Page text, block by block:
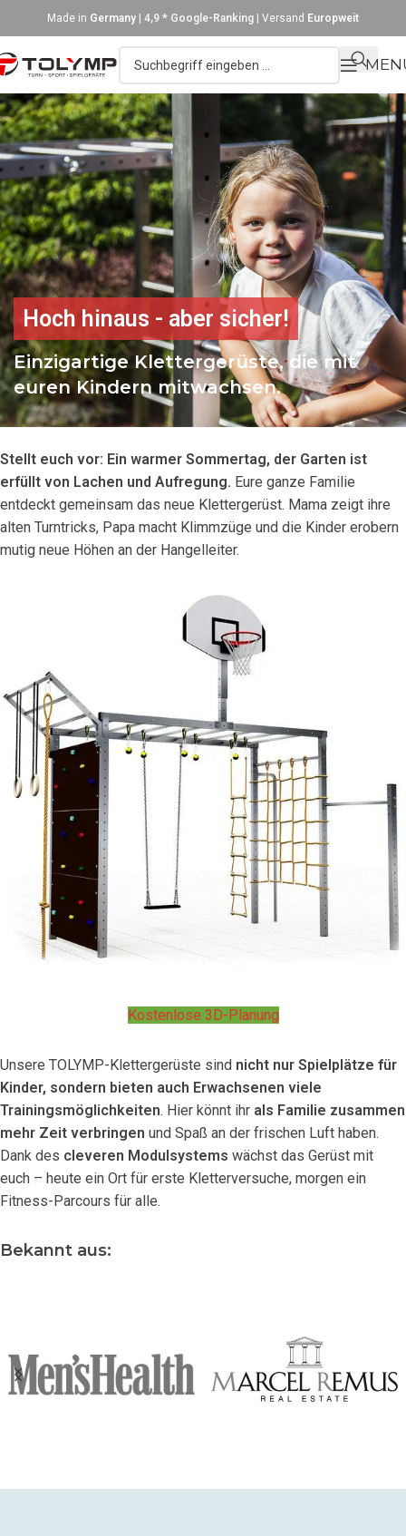
Made in Germany 4,9 * Google-Ranking | Versand Europweit
Hoch hinaus - aber sicher!
Einzigartige Klettergerüste, die mit
euren Kindern mitwachsen.
Stellt euch vor: Ein warmer Sommertag, der Garten ist
erfüllt von Lachen und Aufregung. Eure ganze Familie
entdeckt gemeinsam das neue Klettergerüst. Mama zeigt ihre
alten Turntricks, Papa macht Klimmzüge und die Kinder erobern
mutig neue Höhen an der Hangelleiter.
Kostenlose 3D-Planung
Unsere TOLYMP-Klettergerüste sind nicht nur Spielplätze für
Kinder, sondern bieten auch Erwachsenen viele
Trainingsmöglichkeiten. Hier könnt ihr als Familie zusammen
mehr Zeit verbringen und Spaß an der frischen Luft haben.
Dank des cleveren Modulsystems wächst das Gerüst mit
euch – heute ein Ort für erste Kletterversuche, morgen ein
Fitness-Parcours für alle.
Bekannt aus: